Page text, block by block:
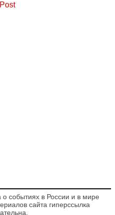
событиях в России и в мире
сайта гиперссылка